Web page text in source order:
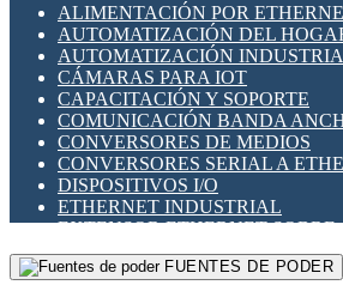
SENSORES INDUCTIVOS
TEMPORIZADORES
VARIACS
VARIADORES DE FRECUENCIA
SECCIONADORES -
MAQUINARIA
HERRAMIENTAS VARIAS
ILUMINACIÓN LED
INTERRUPTORES REED
INTERFACES DE RELÉ
OTROS RELÉS
PROTECCIÓN TÉRMICA
RELÉS AUTOMOTRICES
RELÉS DE SEÑAL
RELÉS DE ESTADO SÓLIDO SSR
RELÉS INDUSTRIALES
RELÉS MINIATURA DE
SENSORES MAGNÉTICOS
ALIMENTACIÓN POR
AUTOMATIZACIÓN DEL
AUTOMATIZACIÓN
CÁMARAS PARA IOT
CAPACITACIÓN Y SOPORTE
COMUNICACIÓN BANDA
CONVERSORES DE MEDIOS
CONVERSORES SERIAL A
DISPOSITIVOS I/O
ETHERNET INDUSTRIAL
EXTENSOR ETHERNET
GATEWAY LORAWAN
GESTIÓN DE REDESFUENTES DE PODER